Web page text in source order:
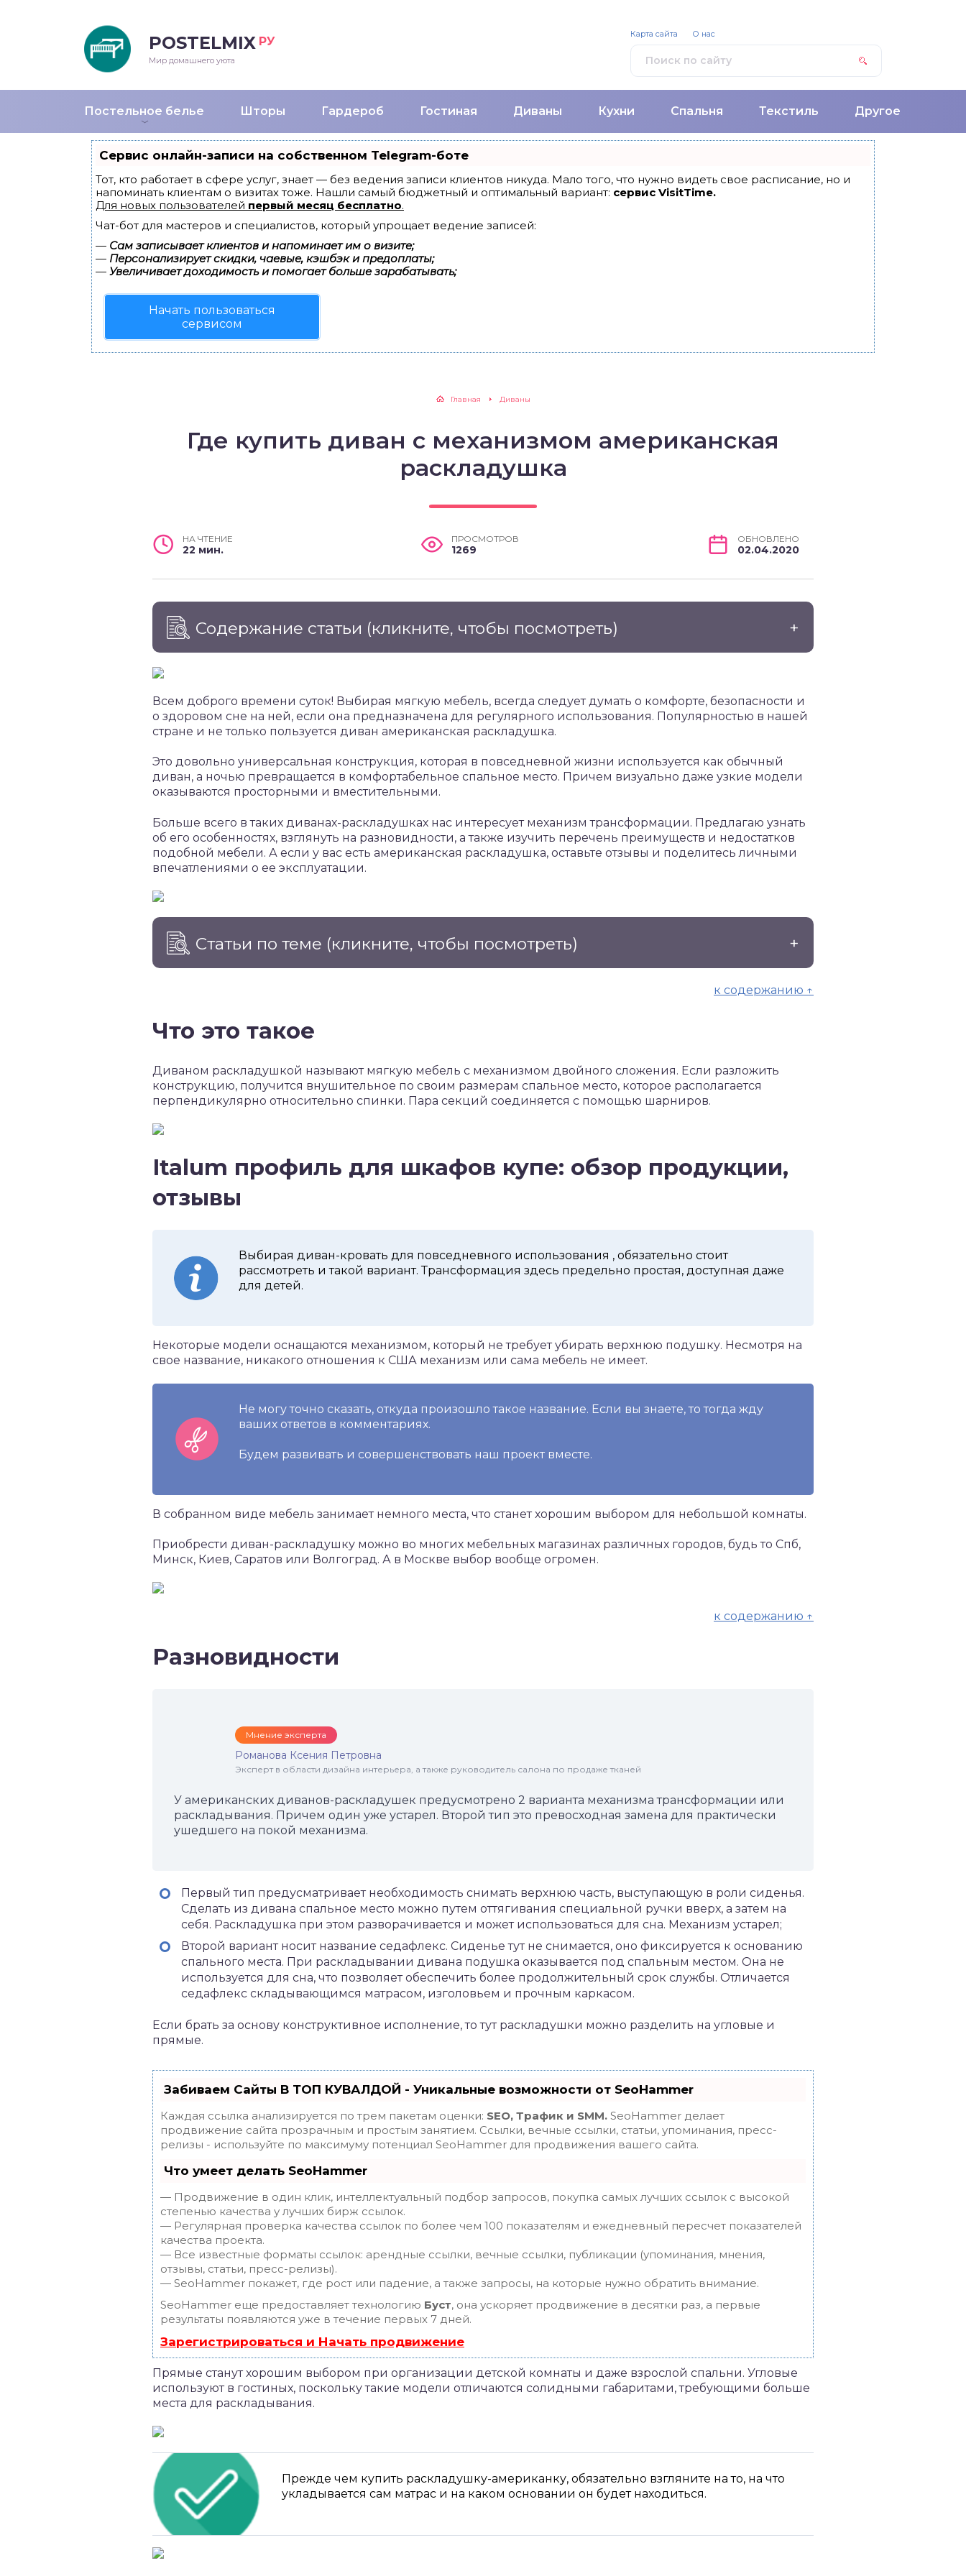
POSTELMIX РУ
Мир домашнего уюта
Постельное белье Шторы Гардероб Гостиная Диваны Кухни Спальня Текстиль Другое
Карта сайта О нас
Сервис онлайн-записи на собственном Telegram-боте
Тот, кто работает в сфере услуг, знает — без ведения записи клиентов никуда. Мало того, что нужно видеть свое расписание, но и
напоминать клиентам о визитах тоже. Нашли самый бюджетный и оптимальный вариант: сервис VisitTime.
Для новых пользователей первый месяц бесплатно.
Чат-бот для мастеров и специалистов, который упрощает ведение записей:
— Сам записывает клиентов и напоминает им о визите;
— Персонализирует скидки, чаевые, кэшбэк и предоплаты;
— Увеличивает доходимость и помогает больше зарабатывать;
Начать пользоваться
сервисом
Главная Диваны
Где купить диван с механизмом американская
раскладушка
НА ЧТЕНИЕ
22 мин.
ПРОСМОТРОВ
1269
ОБНОВЛЕНО
02.04.2020
Содержание статьи (кликните, чтобы посмотреть)
Всем доброго времени суток! Выбирая мягкую мебель, всегда следует думать о комфорте, безопасности и
о здоровом сне на ней, если она предназначена для регулярного использования. Популярностью в нашей
стране и не только пользуется диван американская раскладушка.
Это довольно универсальная конструкция, которая в повседневной жизни используется как обычный
диван, а ночью превращается в комфортабельное спальное место. Причем визуально даже узкие модели
оказываются просторными и вместительными.
Больше всего в таких диванах-раскладушках нас интересует механизм трансформации. Предлагаю узнать
об его особенностях, взглянуть на разновидности, а также изучить перечень преимуществ и недостатков
подобной мебели. А если у вас есть американская раскладушка, оставьте отзывы и поделитесь личными
впечатлениями о ее эксплуатации.
Статьи по теме (кликните, чтобы посмотреть)
к содержанию ↑
Что это такое
Диваном раскладушкой называют мягкую мебель с механизмом двойного сложения. Если разложить
конструкцию, получится внушительное по своим размерам спальное место, которое располагается
перпендикулярно относительно спинки. Пара секций соединяется с помощью шарниров.
Italum профиль для шкафов купе: обзор продукции,
отзывы
Выбирая диван-кровать для повседневного использования , обязательно стоит
рассмотреть и такой вариант. Трансформация здесь предельно простая, доступная даже
для детей.
Некоторые модели оснащаются механизмом, который не требует убирать верхнюю подушку. Несмотря на
свое название, никакого отношения к США механизм или сама мебель не имеет.
Не могу точно сказать, откуда произошло такое название. Если вы знаете, то тогда жду
ваших ответов в комментариях.
Будем развивать и совершенствовать наш проект вместе.
В собранном виде мебель занимает немного места, что станет хорошим выбором для небольшой комнаты.
Приобрести диван-раскладушку можно во многих мебельных магазинах различных городов, будь то Спб,
Минск, Киев, Саратов или Волгоград. А в Москве выбор вообще огромен.
к содержанию ↑
Разновидности
Мнение эксперта
Романова Ксения Петровна
Эксперт в области дизайна интерьера, а также руководитель салона по продаже тканей
У американских диванов-раскладушек предусмотрено 2 варианта механизма трансформации или
раскладывания. Причем один уже устарел. Второй тип это превосходная замена для практически
ушедшего на покой механизма.
Первый тип предусматривает необходимость снимать верхнюю часть, выступающую в роли сиденья.
Сделать из дивана спальное место можно путем оттягивания специальной ручки вверх, а затем на
себя. Раскладушка при этом разворачивается и может использоваться для сна. Механизм устарел;
Второй вариант носит название седафлекс. Сиденье тут не снимается, оно фиксируется к основанию
спального места. При раскладывании дивана подушка оказывается под спальным местом. Она не
используется для сна, что позволяет обеспечить более продолжительный срок службы. Отличается
седафлекс складывающимся матрасом, изголовьем и прочным каркасом.
Если брать за основу конструктивное исполнение, то тут раскладушки можно разделить на угловые и
прямые.
Забиваем Сайты В ТОП КУВАЛДОЙ - Уникальные возможности от SeoHammer
Каждая ссылка анализируется по трем пакетам оценки: SEO, Трафик и SMM. SeoHammer делает
продвижение сайта прозрачным и простым занятием. Ссылки, вечные ссылки, статьи, упоминания, пресс-
релизы - используйте по максимуму потенциал SeoHammer для продвижения вашего сайта.
Что умеет делать SeoHammer
— Продвижение в один клик, интеллектуальный подбор запросов, покупка самых лучших ссылок с высокой
степенью качества у лучших бирж ссылок.
— Регулярная проверка качества ссылок по более чем 100 показателям и ежедневный пересчет показателей
качества проекта.
— Все известные форматы ссылок: арендные ссылки, вечные ссылки, публикации (упоминания, мнения,
отзывы, статьи, пресс-релизы).
— SeoHammer покажет, где рост или падение, а также запросы, на которые нужно обратить внимание.
SeoHammer еще предоставляет технологию Буст, она ускоряет продвижение в десятки раз, а первые
результаты появляются уже в течение первых 7 дней.
Зарегистрироваться и Начать продвижение
Прямые станут хорошим выбором при организации детской комнаты и даже взрослой спальни. Угловые
используют в гостиных, поскольку такие модели отличаются солидными габаритами, требующими больше
места для раскладывания.
Прежде чем купить раскладушку-американку, обязательно взгляните на то, на что
укладывается сам матрас и на каком основании он будет находиться.